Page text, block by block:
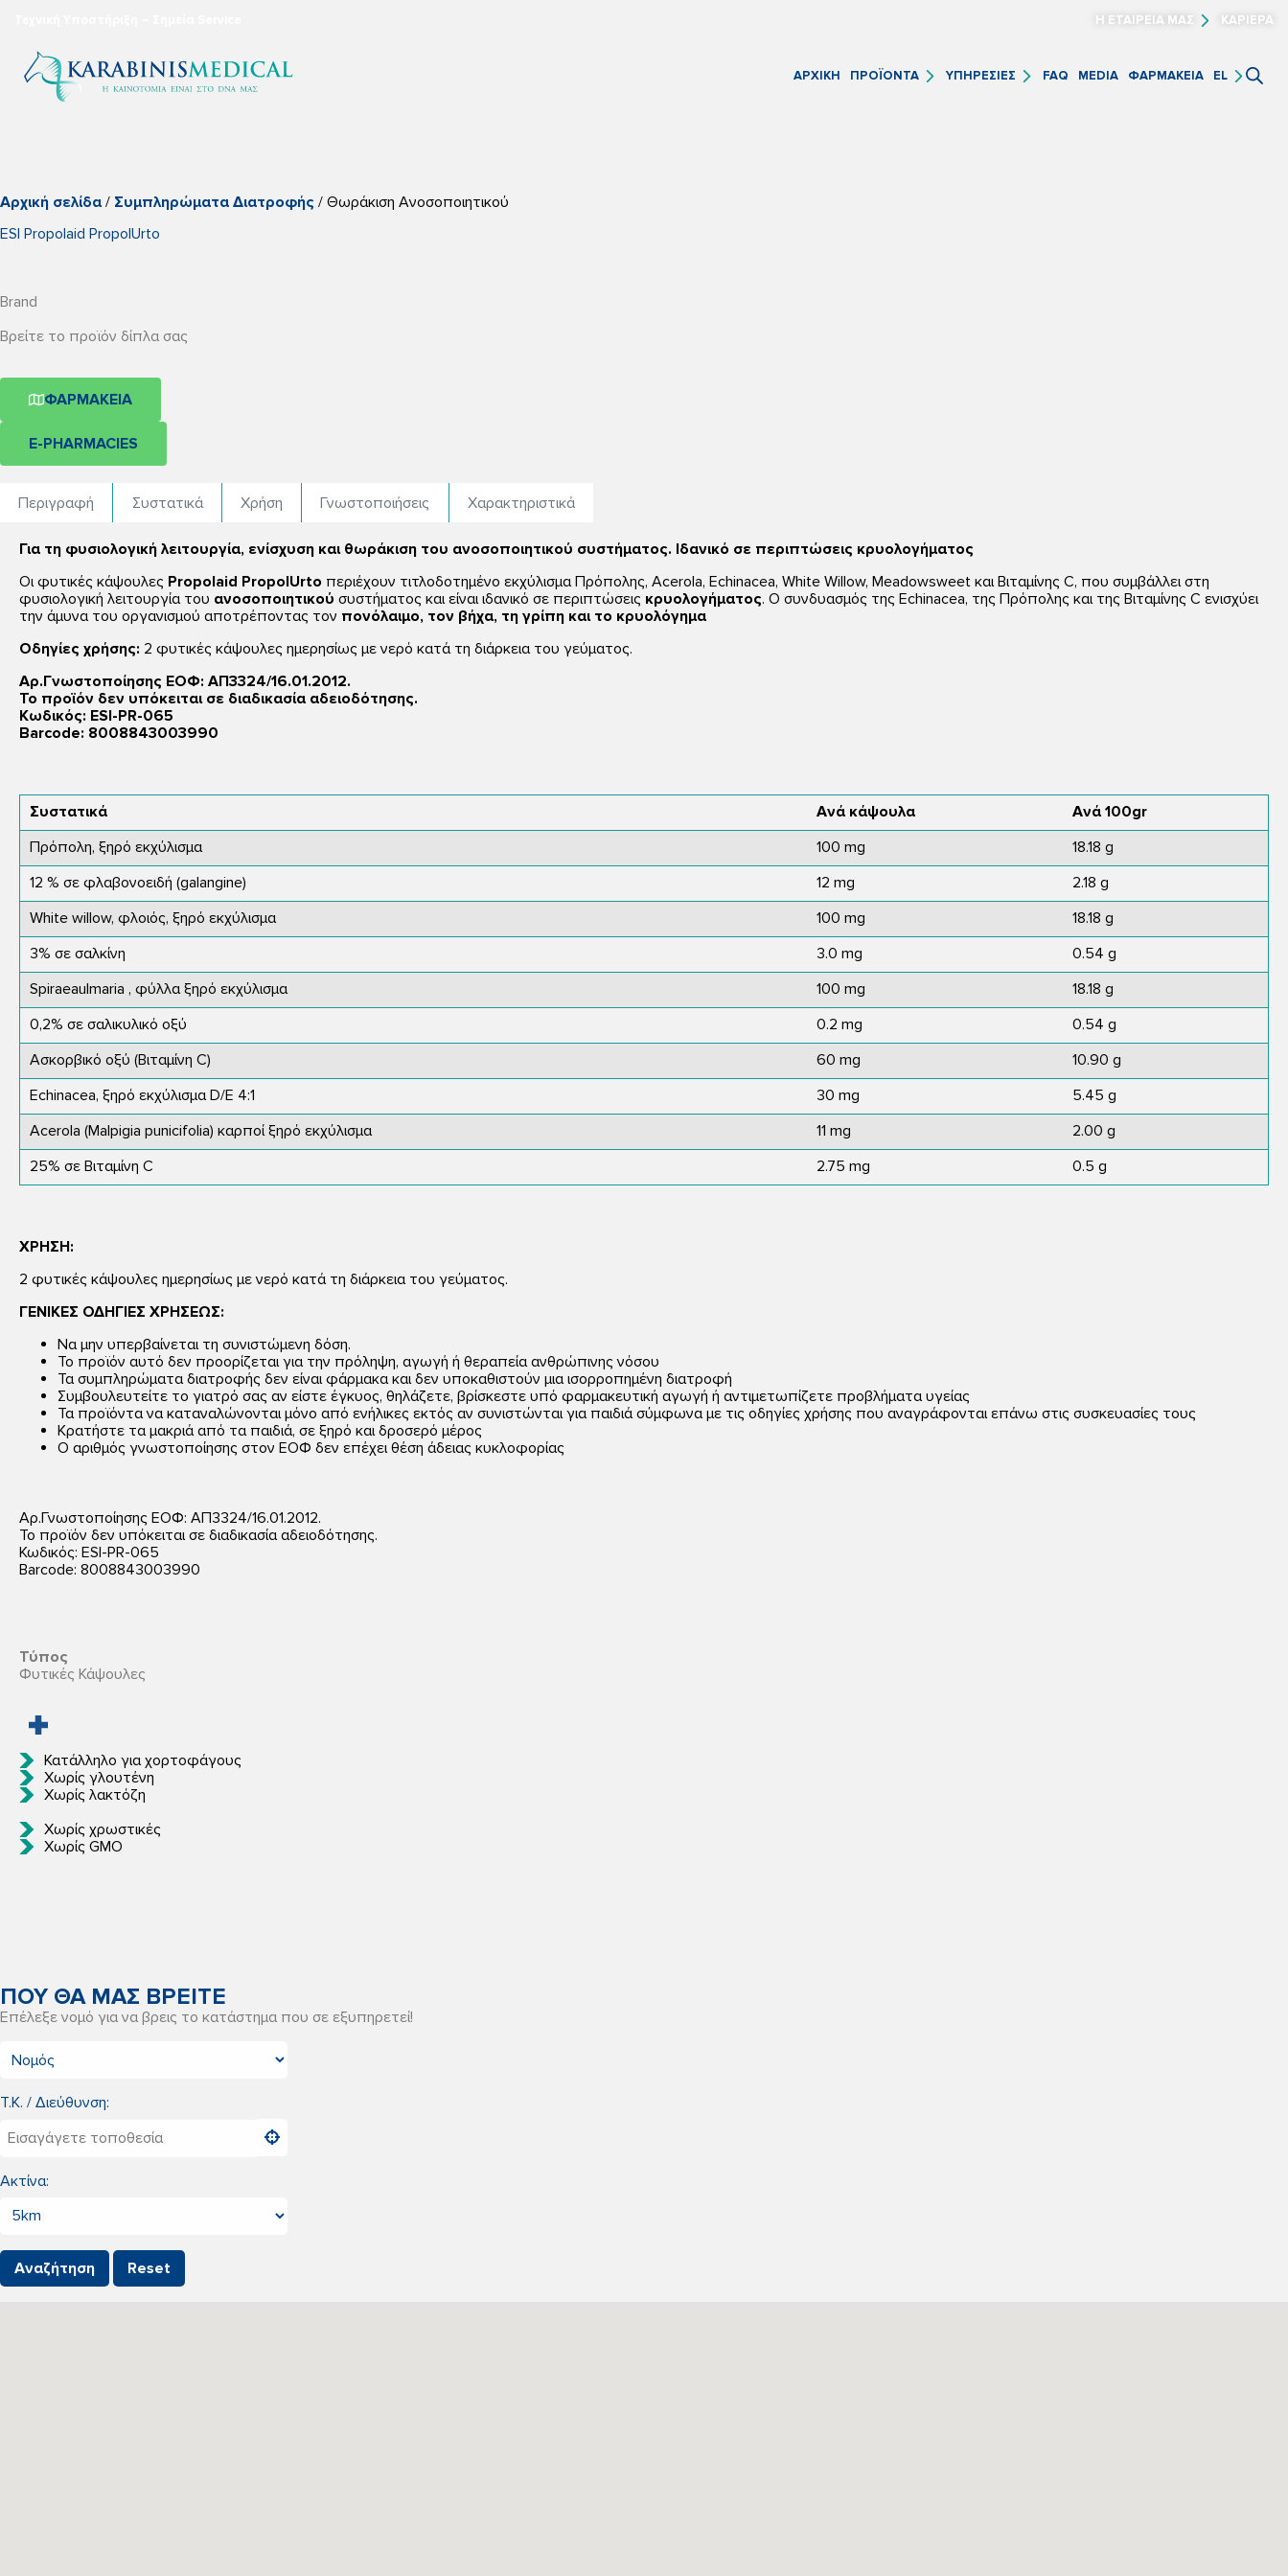
Η ΕΤΑΙΡΕΙΑ ΜΑΣ ΚΑΡΙΕΡΑ
ΑΡΧΙΚΗ ΠΡΟΪΟΝΤΑ ΥΠΗΡΕΣΙΕΣ FAQ MEDIA ΦΑΡΜΑΚΕΙΑ EL
Αρχική σελίδα / Συμπληρώματα Διατροφής / Θωράκιση Ανοσοποιητικού
ESI Propolaid PropolUrto
Brand
Βρείτε το προϊόν δίπλα σας
ΦΑΡΜΑΚΕΙΑ
E-PHARMACIES
Περιγραφή Συστατικά Χρήση Γνωστοποιήσεις Χαρακτηριστικά
Για τη φυσιολογική λειτουργία, ενίσχυση και θωράκιση του ανοσοποιητικού συστήματος. Ιδανικό σε περιπτώσεις κρυολογήματος
Οι φυτικές κάψουλες Propolaid PropolUrto περιέχουν τιτλοδοτημένο εκχύλισμα Πρόπολης, Acerola, Echinacea, White Willow, Meadowsweet και Βιταμίνης C, που συμβάλλει στη
φυσιολογική λειτουργία του ανοσοποιητικού συστήματος και είναι ιδανικό σε περιπτώσεις κρυολογήματος. Ο συνδυασμός της Echinacea, της Πρόπολης και της Βιταμίνης C ενισχύει
την άμυνα του οργανισμού αποτρέποντας τον πονόλαιμο, τον βήχα, τη γρίπη και το κρυολόγημα
Οδηγίες χρήσης: 2 φυτικές κάψουλες ημερησίως με νερό κατά τη διάρκεια του γεύματος.
Αρ.Γνωστοποίησης ΕΟΦ: ΑΠ3324/16.01.2012.
Το προϊόν δεν υπόκειται σε διαδικασία αδειοδότησης.
Κωδικός: ESI-PR-065
Barcode: 8008843003990
Συστατικά Ανά κάψουλα
Ανά 100gr
Πρόπολη, ξηρό εκχύλισμα
100 mg
18.18 g
12 % σε φλαβονοειδή (galangine)
12 mg
2.18 g
White willow, φλοιός, ξηρό εκχύλισμα
100 mg
18.18 g
3% σε σαλκίνη
3.0 mg
0.54 g
Spiraeaulmaria , φύλλα ξηρό εκχύλισμα
100 mg
18.18 g
0,2% σε σαλικυλικό οξύ
0.2 mg
0.54 g
Ασκορβικό οξύ (Βιταμίνη C)
60 mg
10.90 g
Echinacea, ξηρό εκχύλισμα D/E 4:1
30 mg
5.45 g
Acerola (Malpigia punicifolia) καρποί ξηρό εκχύλισμα
11 mg
2.00 g
25% σε Βιταμίνη C
2.75 mg 0.5 g
ΧΡΗΣΗ:
2 φυτικές κάψουλες ηµερησίως µε νερό κατά τη διάρκεια του γεύµατος.
ΓΕΝΙΚΕΣ ΟΔΗΓΙΕΣ ΧΡΗΣΕΩΣ:
Να μην υπερβαίνεται τη συνιστώμενη δόση.
Το προϊόν αυτό δεν προορίζεται για την πρόληψη, αγωγή ή θεραπεία ανθρώπινης νόσου
Τα συμπληρώματα διατροφής δεν είναι φάρμακα και δεν υποκαθιστούν μια ισορροπημένη διατροφή
Συμβουλευτείτε το γιατρό σας αν είστε έγκυος, θηλάζετε, βρίσκεστε υπό φαρμακευτική αγωγή ή αντιμετωπίζετε προβλήματα υγείας
Τα προϊόντα να καταναλώνονται μόνο από ενήλικες εκτός αν συνιστώνται για παιδιά σύμφωνα με τις οδηγίες χρήσης που αναγράφονται επάνω στις συσκευασίες τους
Κρατήστε τα μακριά από τα παιδιά, σε ξηρό και δροσερό μέρος
Ο αριθμός γνωστοποίησης στον ΕΟΦ δεν επέχει θέση άδειας κυκλοφορίας
Αρ.Γνωστοποίησης ΕΟΦ: ΑΠ3324/16.01.2012.
Το προϊόν δεν υπόκειται σε διαδικασία αδειοδότησης.
Κωδικός: ESI-PR-065
Barcode: 8008843003990
Τύπος
Φυτικές Κάψουλες
Κατάλληλο για χορτοφάγους
Χωρίς γλουτένη
Χωρίς λακτόζη
Χωρίς χρωστικές
Χωρίς GMO
ΠΟΥ ΘΑ ΜΑΣ ΒΡΕΙΤΕ
Επέλεξε νομό για να βρεις το κατάστημα που σε εξυπηρετεί!
Τ.Κ. / Διεύθυνση:
Ακτίνα: